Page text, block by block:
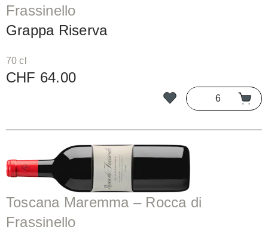
Frassinello
Grappa Riserva
70 cl
CHF 64.00
Toscana Maremma – Rocca di
Frassinello